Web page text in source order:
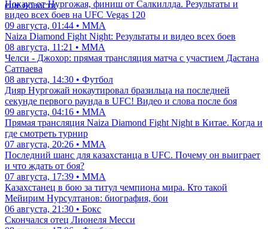
еще новости
Нокаут от Нургожая, финиш от Салкиллда. Результаты и
видео всех боев на UFC Vegas 120
09 августа, 01:44 • ММА
Naiza Diamond Fight Night: Результаты и видео всех боев
08 августа, 11:21 • ММА
Челси - Джохор: прямая трансляция матча с участием Дастана
Сатпаева
08 августа, 14:30 • Футбол
Дияр Нургожай нокаутировал бразильца на последней
секунде первого раунда в UFC! Видео и слова после боя
09 августа, 04:16 • ММА
Прямая трансляция Naiza Diamond Fight Night в Китае. Когда и
где смотреть турнир
07 августа, 20:26 • ММА
Последний шанс для казахстанца в UFC. Почему он выиграет
и что ждать от боя?
07 августа, 17:39 • ММА
Казахстанец в бою за титул чемпиона мира. Кто такой
Мейирим Нурсултанов: биография, бои
06 августа, 21:30 • Бокс
Скончался отец Лионеля Месси